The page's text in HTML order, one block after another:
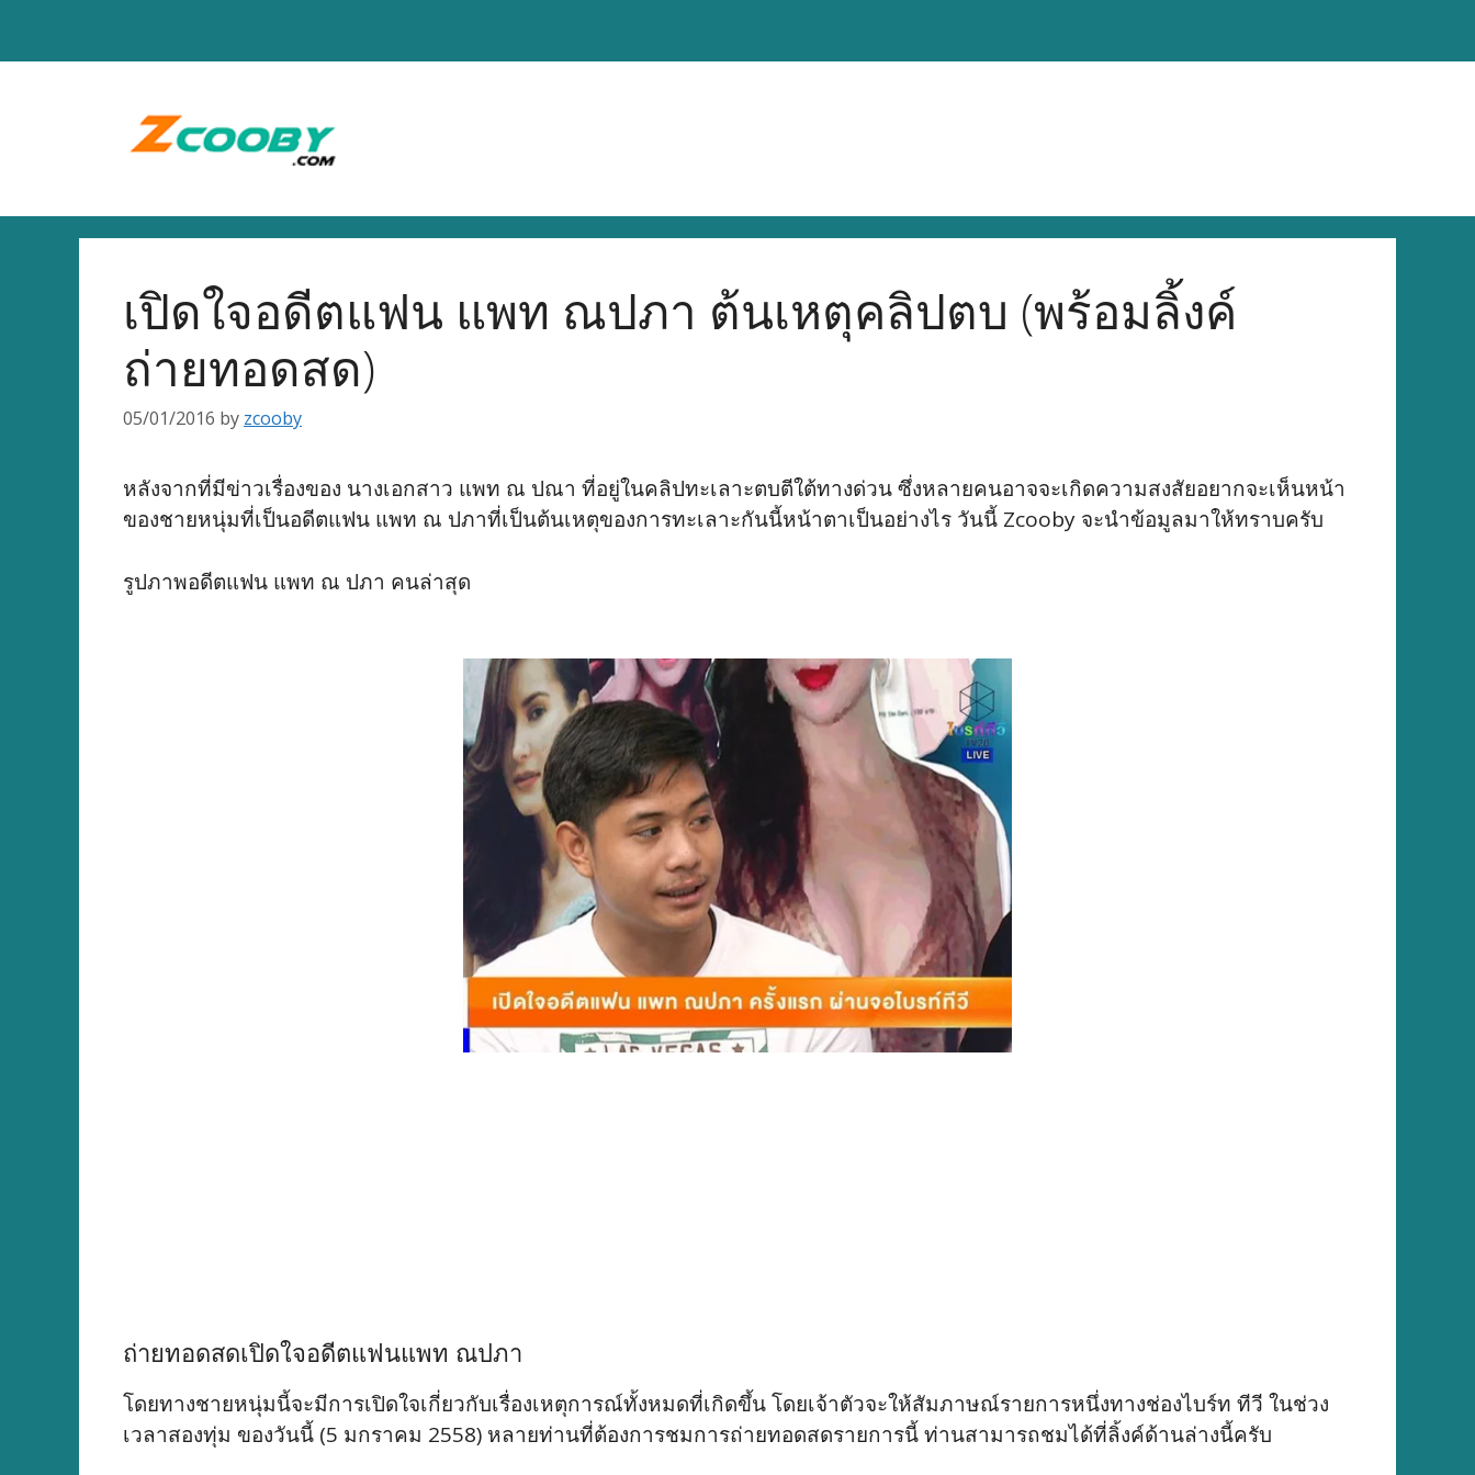
เปิดใจอดีตแฟน แพท ณปภา ต้นเหตุคลิปตบ (พร้อมลิ้งค์
ถ่ายทอดสด)
05/01/2016 by zcooby
หลังจากที่มีข่าวเรื่องของ นางเอกสาว แพท ณ ปณา ที่อยู่ในคลิปทะเลาะตบตีใต้ทางด่วน ซึ่งหลายคนอาจจะเกิดความสงสัยอยากจะเห็นหน้า
ของชายหนุ่มที่เป็นอดีตแฟน แพท ณ ปภาที่เป็นต้นเหตุของการทะเลาะกันนี้หน้าตาเป็นอย่างไร วันนี้ Zcooby จะนำข้อมูลมาให้ทราบครับ
รูปภาพอดีตแฟน แพท ณ ปภา คนล่าสุด
ถ่ายทอดสดเปิดใจอดีตแฟนแพท ณปภา
โดยทางชายหนุ่มนี้จะมีการเปิดใจเกี่ยวกับเรื่องเหตุการณ์ทั้งหมดที่เกิดขึ้น โดยเจ้าตัวจะให้สัมภาษณ์รายการหนึ่งทางช่องไบร์ท ทีวี ในช่วง
เวลาสองทุ่ม ของวันนี้ (5 มกราคม 2558) หลายท่านที่ต้องการชมการถ่ายทอดสดรายการนี้ ท่านสามารถชมได้ที่ลิ้งค์ด้านล่างนี้ครับ